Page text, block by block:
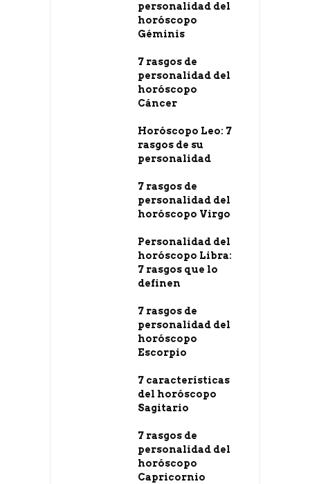
personalidad del
horóscopo
Géminis
7 rasgos de
personalidad del
horóscopo
Cáncer
Horóscopo Leo: 7
rasgos de su
personalidad
7 rasgos de
personalidad del
horóscopo Virgo
Personalidad del
horóscopo Libra:
7 rasgos que lo
definen
7 rasgos de
personalidad del
horóscopo
Escorpio
7 características
del horóscopo
Sagitario
7 rasgos de
personalidad del
horóscopo
Capricornio